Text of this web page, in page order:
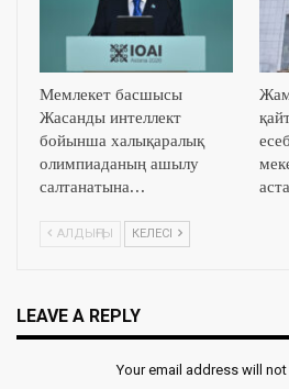
Мемлекет басшысы
Жасанды интеллект
бойынша халықаралық
олимпиаданың ашылу
салтанатына…
АЛДЫҢҒЫ КЕЛЕСІ
LEAVE A REPLY
Your email address will not